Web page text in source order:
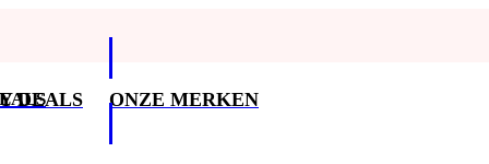
DEALS
ONZE MERKEN